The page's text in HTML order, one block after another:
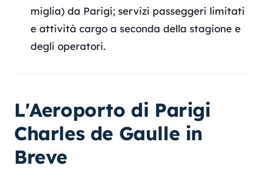
miglia) da Parigi; servizi passeggeri limitati
e attività cargo a seconda della stagione e
degli operatori.
L'Aeroporto di Parigi
Charles de Gaulle in
Breve